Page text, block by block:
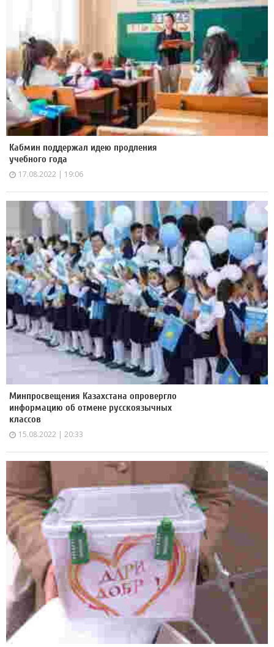
Кабмин поддержал идею продления
учебного года
17.08.2022 | 19:06
Минпросвещения Казахстана опровергло
информацию об отмене русскоязычных
классов
15.08.2022 | 20:33